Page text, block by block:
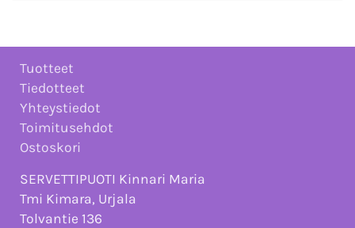
Tuotteet
Tiedotteet
Yhteystiedot
Toimitusehdot
Ostoskori
SERVETTIPUOTI Kinnari Maria
Tmi Kimara, Urjala
Tolvantie 136